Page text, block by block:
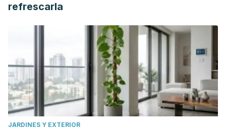
refrescarla
JARDINES Y EXTERIOR